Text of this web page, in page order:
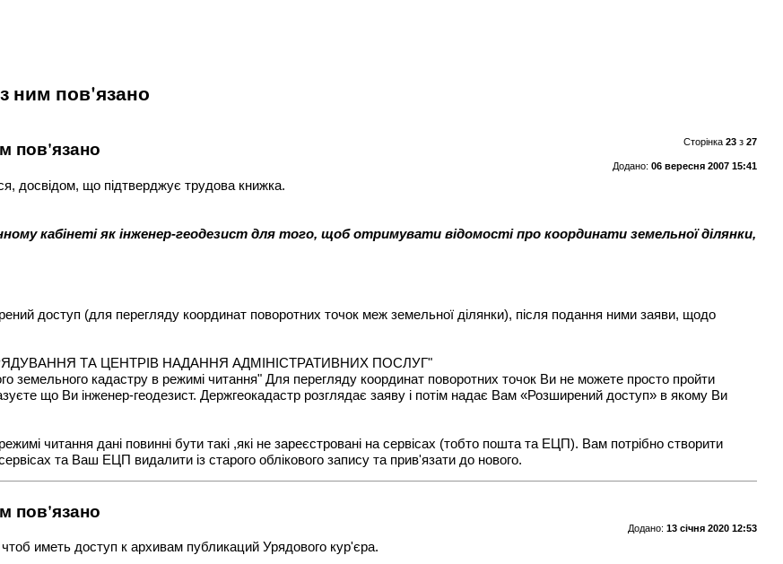
ним пов'язано
Сторінка 23з 27
пов'язано
Додано: 06 вересня 2007 15:41
досвідом, що підтверджує трудова книжка.
кабінеті як інженер-геодезист для того, щоб отримувати відомості про координати земельної ділянки,
доступ (для перегляду координат поворотних точок меж земельної ділянки), після подання ними заяви, щодо
ТА ЦЕНТРІВ НАДАННЯ АДМІНІСТРАТИВНИХ ПОСЛУГ"
земельного кадастру в режимі читання" Для перегляду координат поворотних точок Ви не можете просто пройти
що Ви інженер-геодезист. Держгеокадастр розглядає заяву і потім надає Вам «Розширений доступ» в якому Ви
читання дані повинні бути такі ,які не зареєстровані на сервісах (тобто пошта та ЕЦП). Вам потрібно створити
та Ваш ЕЦП видалити із старого облікового запису та прив'язати до нового.
пов'язано
Додано: 13 січня 2020 12:53
иметь доступ к архивам публикаций Урядового кур'єра.